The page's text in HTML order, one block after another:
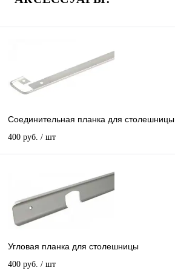
Соединительная планка для столешницы
400 руб. / шт
Угловая планка для столешницы
400 руб. / шт